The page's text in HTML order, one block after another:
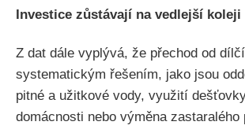
Investice zůstávají na vedlejší koleji
Z dat dále vyplývá, že přechod od
systematickým řešením, jako jsou
pitné a užitkové vody, využití
domácnosti nebo výměna